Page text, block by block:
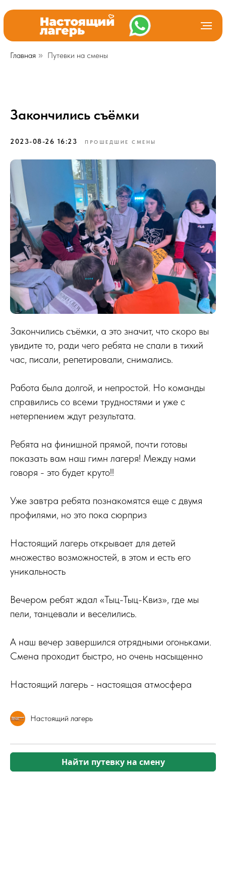
Главная » Путевки на смены
Закончились съёмки
2023-08-26 16:23 ПРОШЕДШИЕ СМЕНЫ
Закончились съёмки, а это значит, что скоро вы
увидите то, ради чего ребята не спали в тихий
час, писали, репетировали, снимались.
Работа была долгой, и непростой. Но команды
справились со всеми трудностями и уже с
нетерпением ждут результата.
Ребята на финишной прямой, почти готовы
показать вам наш гимн лагеря! Между нами
говоря - это будет круто!!
Уже завтра ребята познакомятся еще с двумя
профилями, но это пока сюрприз
Настоящий лагерь открывает для детей
множество возможностей, в этом и есть его
уникальность
Вечером ребят ждал «Тыц-Тыц-Квиз», где мы
пели, танцевали и веселились.
А наш вечер завершился отрядными огоньками.
Смена проходит быстро, но очень насыщенно
Настоящий лагерь - настоящая атмосфера
Настоящий лагерь
Найти путевку на смену